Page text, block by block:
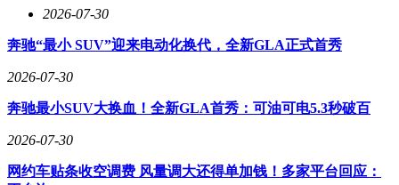
准。例如，优先选择光照充足、叶片厚实、口感脆嫩的批次，
助农户明确生产标准，也让消费者能通过具体参数判断品质。
在保鲜环节，企业构建了全程冷链体系：采收后立即降温保
湿，48小时内从产地直达前置仓，维持0-4℃低温环境，超期
直接销毁。同时建立三道质检关卡，对农残、重金属等指标进
行层层把关。这些措施确保了嫩苗菜从田间到餐桌的新鲜度。
当平台将十余款嫩苗菜搬上货架时，市场给出了积极反馈。某
2026-07-30
奔驰“最小 SUV”迎来电动化换代，全新GLA正式首秀
2026-07-30
奔驰最小SUV大换血！全新GLA首秀：可油可电5.3秒破百
2026-07-30
网约车贴条收空调费 风量调大还得单加钱！多家平台回应：